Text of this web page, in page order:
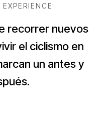
recorrer nuevos
el ciclismo en
un antes y